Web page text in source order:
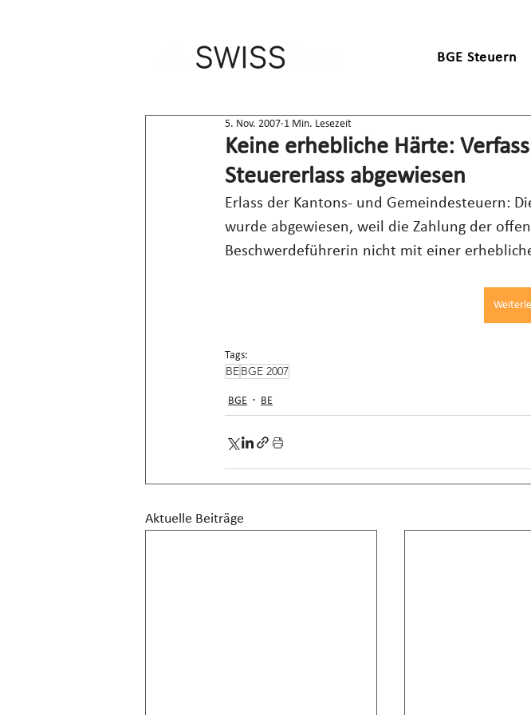
BGE Steuern
Keine erhebliche Härte:
Steuererlass abgewiesen
5. Nov. 2007 1 Min. Lesezeit
Erlass der Kantons- und Gemeindesteuern:
wurde abgewiesen, weil die Zahlung der
Beschwerdeführerin nicht mit einer
Tags:
BEBGE 2007
BGE BE
Aktuelle Beiträge